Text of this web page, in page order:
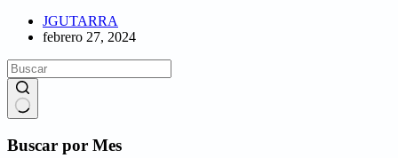
JGUTARRA
febrero 27, 2024
Buscar por Mes